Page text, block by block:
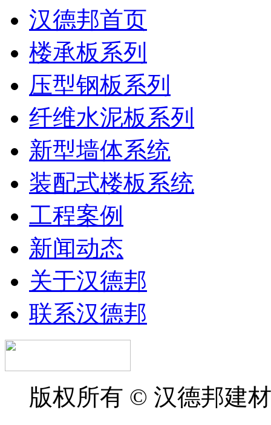
汉德邦首页
楼承板系列
压型钢板系列
纤维水泥板系列
新型墙体系统
装配式楼板系统
工程案例
新闻动态
关于汉德邦
联系汉德邦
版权所有 © 汉德邦建